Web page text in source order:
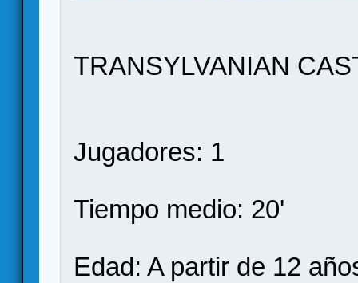
TRANSYLVANIAN
Jugadores: 1
Tiempo medio: 20'
Edad: A partir de 12